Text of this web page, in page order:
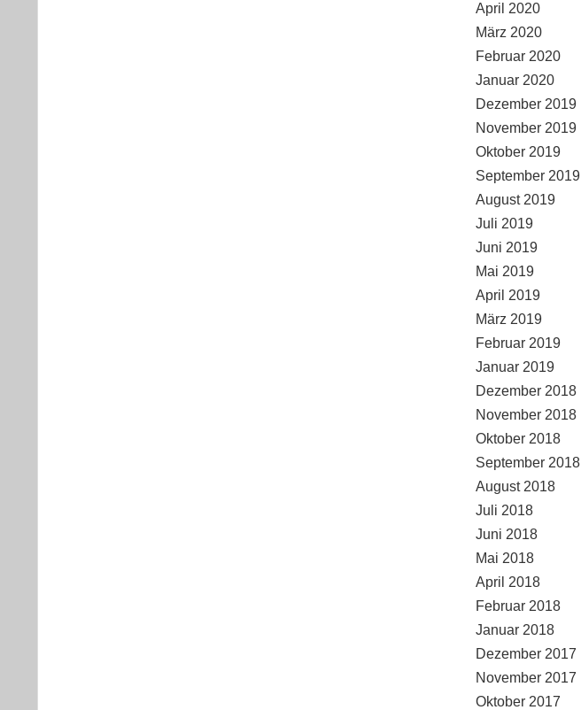
April 2020
März 2020
Februar 2020
Januar 2020
Dezember 2019
November 2019
Oktober 2019
September 2019
August 2019
Juli 2019
Juni 2019
Mai 2019
April 2019
März 2019
Februar 2019
Januar 2019
Dezember 2018
November 2018
Oktober 2018
September 2018
August 2018
Juli 2018
Juni 2018
Mai 2018
April 2018
Februar 2018
Januar 2018
Dezember 2017
November 2017
Oktober 2017